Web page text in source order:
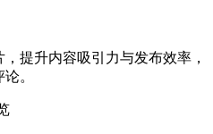
提升内容吸引力与发布效率，
。